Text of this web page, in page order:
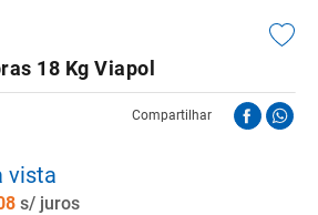
18 Kg Viapol
Compartilhar
vista
s/ juros